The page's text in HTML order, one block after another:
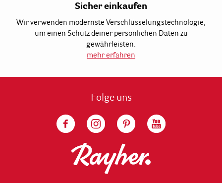
Sicher einkaufen
Wir verwenden modernste Verschlüsselungstechnologie,
um einen Schutz deiner persönlichen Daten zu
gewährleisten.
mehr erfahren
Folge uns